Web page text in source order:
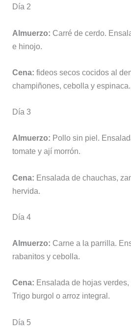
Día 2
Almuerzo: Carré de cerdo.
e hinojo.
Cena: fideos secos cocidos al
champiñones, cebolla y espinaca.
Día 3
Almuerzo: Pollo sin piel.
tomate y ají morrón.
Cena: Ensalada de chauchas,
hervida.
Día 4
Almuerzo: Carne a la parrilla.
rabanitos y cebolla.
Cena: Ensalada de hojas
Trigo burgol o arroz integral.
Día 5